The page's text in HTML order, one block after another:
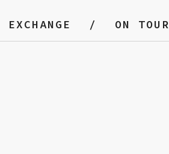
EXCHANGE ON TOUR